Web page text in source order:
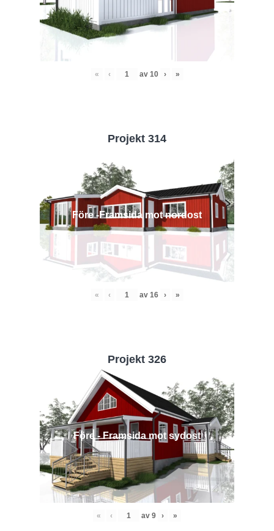
« ‹ av 10 › »
Projekt 314
Före -Framsida mot nordost
« ‹ av 16 › »
Projekt 326
Före - Framsida mot sydost
« ‹ av 9 › »